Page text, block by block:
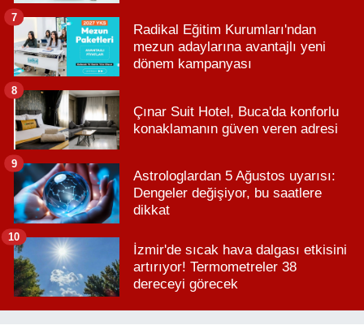
Radikal Eğitim Kurumları'ndan
mezun adaylarına avantajlı yeni
dönem kampanyası
7
Çınar Suit Hotel, Buca'da konforlu
konaklamanın güven veren adresi
8
Astrologlardan 5 Ağustos uyarısı:
Dengeler değişiyor, bu saatlere
dikkat
9
İzmir'de sıcak hava dalgası etkisini
artırıyor! Termometreler 38
dereceyi görecek
10